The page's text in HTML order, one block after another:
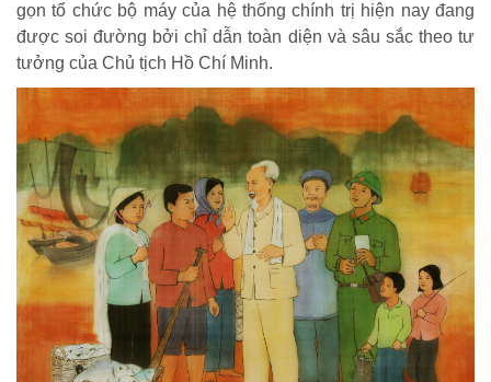
gọn tổ chức bộ máy của hệ thống chính trị hiện nay đang
được soi đường bởi chỉ dẫn toàn diện và sâu sắc theo tư
tưởng của Chủ tịch Hồ Chí Minh.